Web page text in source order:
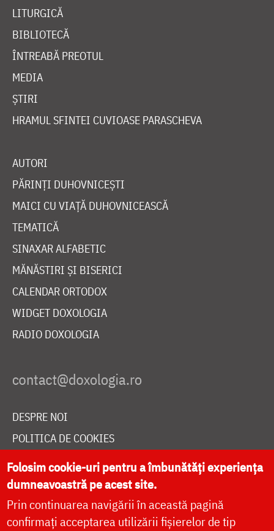
LITURGICĂ
BIBLIOTECĂ
ÎNTREABĂ PREOTUL
MEDIA
ȘTIRI
HRAMUL SFINTEI CUVIOASE PARASCHEVA
AUTORI
PĂRINȚI DUHOVNICEȘTI
MAICI CU VIAȚĂ DUHOVNICEASCĂ
TEMATICĂ
SINAXAR ALFABETIC
MĂNĂSTIRI ȘI BISERICI
CALENDAR ORTODOX
WIDGET DOXOLOGIA
RADIO DOXOLOGIA
DESPRE NOI
POLITICA DE COOKIES
DONEAZĂ ONLINE PENTRU CATEDRALA NAȚIONALĂ
LIVE
Folosim cookie-uri pentru a îmbunătăți experiența
dumneavoastră pe acest site.
Prin continuarea navigării în această pagină
confirmați acceptarea utilizării fișierelor de tip